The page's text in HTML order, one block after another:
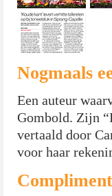
Nogmaals
Een auteur
Gombold. Zijn
vertaald door
voor haar
Compliment